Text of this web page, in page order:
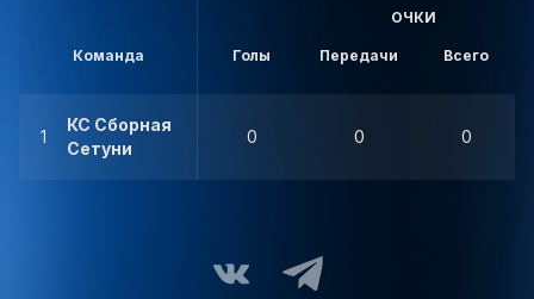
Команда
ОЧКИ
Голы Передачи Всего
1
КС Сборная
Сетуни
0 0 0